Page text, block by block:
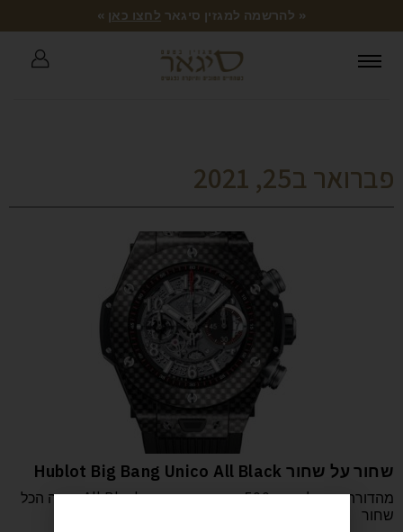
« להרשמה למגזין סיגאר לחצו כאן »
פברואר ב25, 2021
שחור על שחור Hublot Big Bang Unico All Black
מהדורה מוגבלת בת 500 יחידות, הנקראת All Black, שבה הכל
שחור